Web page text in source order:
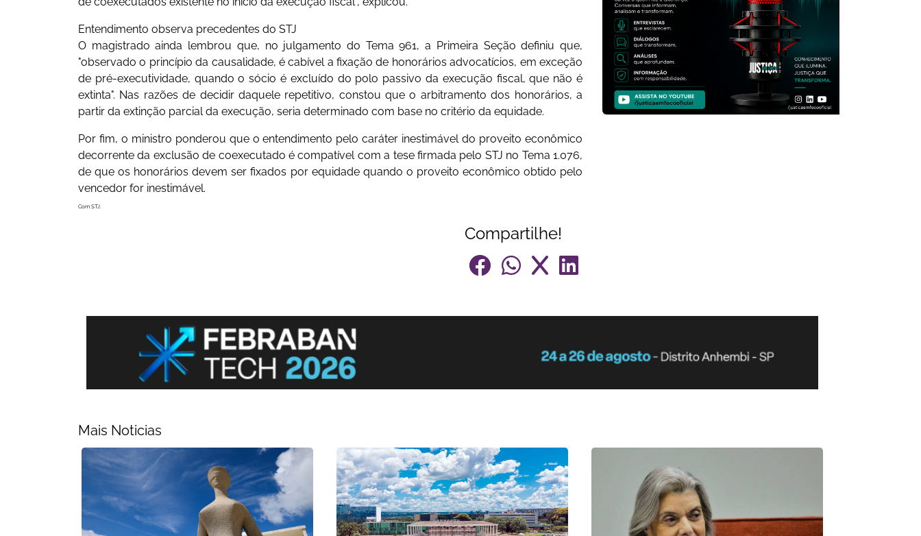
Entendimento observa precedentes do STJ
O magistrado ainda lembrou que, no julgamento do Tema 961, a Primeira Seção definiu que,
"observado o princípio da causalidade, é cabível a fixação de honorários advocatícios, em exceção
de pré-executividade, quando o sócio é excluído do polo passivo da execução fiscal, que não é
extinta". Nas razões de decidir daquele repetitivo, constou que o arbitramento dos honorários, a
partir da extinção parcial da execução, seria determinado com base no critério da equidade.
Por fim, o ministro ponderou que o entendimento pelo caráter inestimável do proveito econômico
decorrente da exclusão de coexecutado é compatível com a tese firmada pelo STJ no Tema 1.076,
de que os honorários devem ser fixados por equidade quando o proveito econômico obtido pelo
vencedor for inestimável.
Com STJ.
Compartilhe!
Mais Noticias